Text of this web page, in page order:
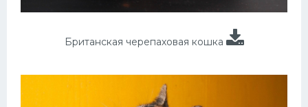
Британская черепаховая кошка